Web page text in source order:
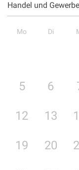
Handel und Gewerbe
Mo Di
5 6
12 13
19 20